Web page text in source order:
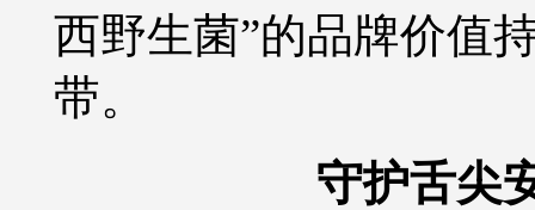
西野生菌”的品牌价值
带。
守护舌尖